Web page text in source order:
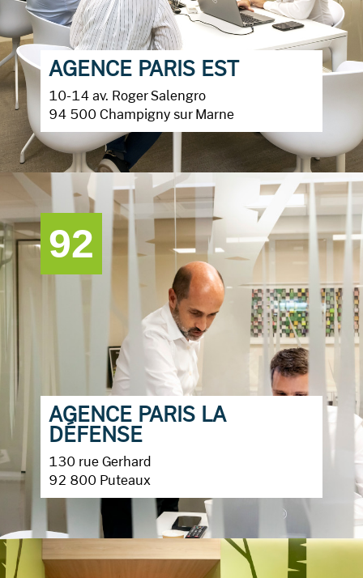
AGENCE PARIS EST
10-14 av. Roger Salengro
94 500 Champigny sur Marne
92
AGENCE PARIS LA
DÉFENSE
130 rue Gerhard
92 800 Puteaux